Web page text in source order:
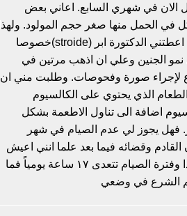
الان في شهري السابع. اعاني بعض
في الحمل منها صغر حجم المولود. ولهذا
السبب اعطتني الدكتورة ابر (stroide)خصوصا
نمو الجنين وعلي ان اذهب مرتين في
لإجراء صورة وفحوصات. وطلبت مني ان
الطعام الذي يحتوي على الكالسيوم
اضافة الى تناول الاطعمة بشكل
فهل يجوز لي عدم الصيام في شهر
وقضائه فيما بعد علما انني اعيش
في كندا وفترة الصيام تتعدى ١٧ ساعة يومياً فما
الشرع في وضعي